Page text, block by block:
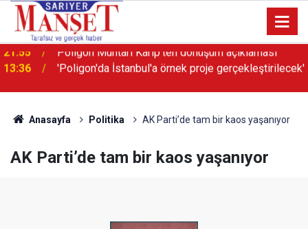
13:36 'Poligon'da İstanbul'a örnek proje gerçekleştirilecek'
Anasayfa Politika AK Parti’de tam bir kaos yaşanıyor
AK Parti’de tam bir kaos yaşanıyor